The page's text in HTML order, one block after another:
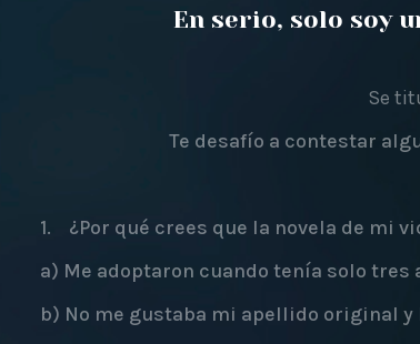
En serio, solo soy
Se
Te desafío a contestar
1. ¿Por qué crees que la novela de mi
a) Me adoptaron cuando tenía solo tres
b) No me gustaba mi apellido original y